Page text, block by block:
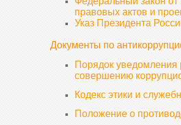
правовых актов и
Указ Президента
Документы по
Порядок уведомления
совершению
Кодекс этики и
Положение о